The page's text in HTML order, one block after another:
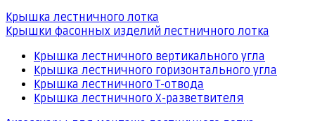
Крышка лестничного лотка
Крышки фасонных изделий лестничного лотка
Крышка лестничного вертикального угла
Крышка лестничного горизонтального угла
Крышка лестничного Т-отвода
Крышка лестничного Х-разветвителя